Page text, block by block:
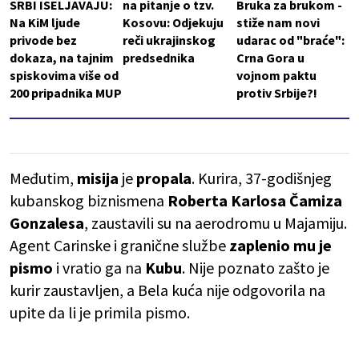
SRBI ISELJAVAJU:
Na KiM ljude
privode bez
dokaza, na tajnim
spiskovima više od
200 pripadnika MUP
na pitanje o tzv.
Kosovu: Odjekuju
reči ukrajinskog
predsednika
Bruka za brukom -
stiže nam novi
udarac od "braće":
Crna Gora u
vojnom paktu
protiv Srbije?!
Međutim, misija je propala. Kurira, 37-godišnjeg
kubanskog biznismena Roberta Karlosa Čamiza
Gonzalesa, zaustavili su na aerodromu u Majamiju.
Agent Carinske i granične službe zaplenio mu je
pismo i vratio ga na Kubu. Nije poznato zašto je
kurir zaustavljen, a Bela kuća nije odgovorila na
upite da li je primila pismo.